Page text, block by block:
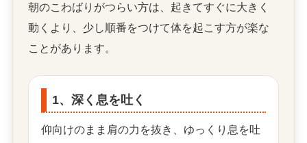
朝のこわばりがつらい方は、起きてすぐに大きく
動くより、少し順番をつけて体を起こす方が楽な
ことがあります。
1、深く息を吐く
仰向けのまま肩の力を抜き、ゆっくり息を吐